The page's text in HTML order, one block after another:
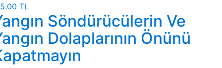
TL
Söndürücülerin Ve
Dolaplarının Önünü